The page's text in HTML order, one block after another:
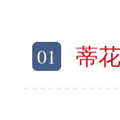
01 蒂花